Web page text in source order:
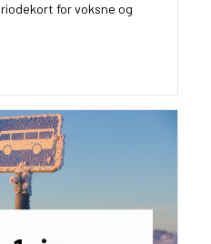
for voksne og